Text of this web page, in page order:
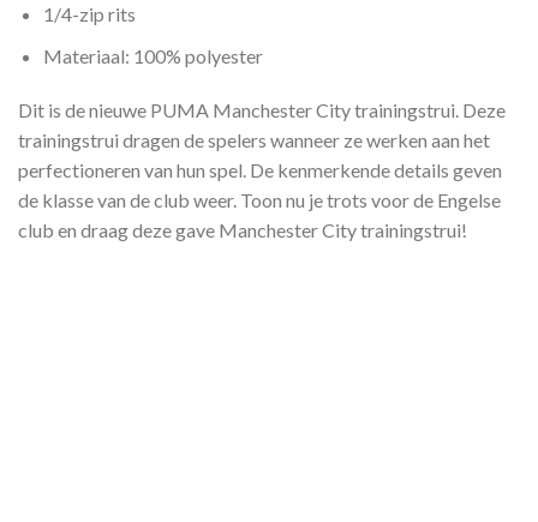
1/4-zip rits
Materiaal: 100% polyester
Dit is de nieuwe PUMA Manchester City trainingstrui. Deze
trainingstrui dragen de spelers wanneer ze werken aan het
perfectioneren van hun spel. De kenmerkende details geven
de klasse van de club weer. Toon nu je trots voor de Engelse
club en draag deze gave Manchester City trainingstrui!